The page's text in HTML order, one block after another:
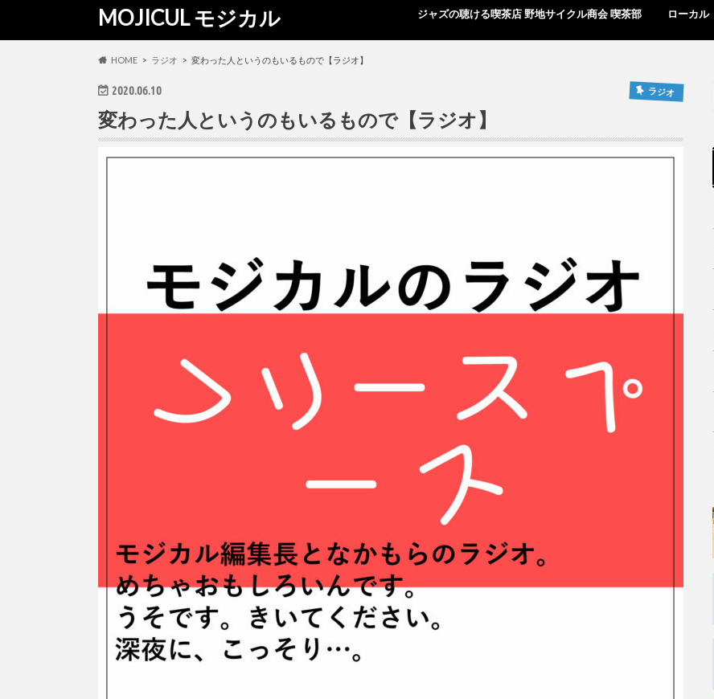
MOJICUL モジカル ジャズの聴ける喫茶店 野地サイクル商会 喫茶部 ローカル
HOME ラジオ 変わった人というのもいるもので【ラジオ】
2020.06.10 ラジオ
変わった人というのもいるもので【ラジオ】